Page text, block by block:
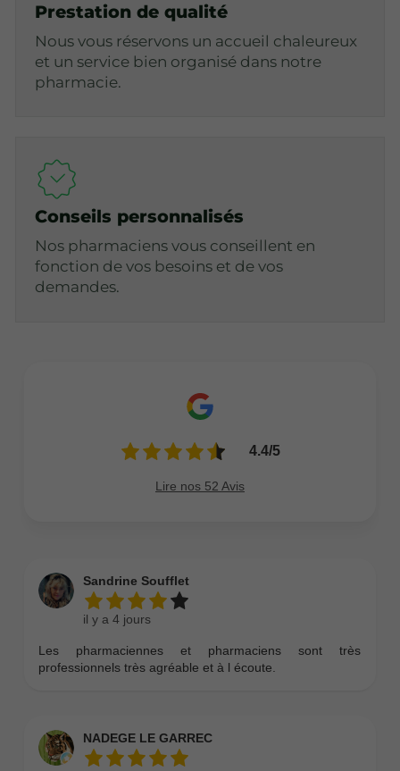
Prestation de qualité
Nous vous réservons un accueil chaleureux
et un service bien organisé dans notre
pharmacie.
Conseils personnalisés
Nos pharmaciens vous conseillent en
fonction de vos besoins et de vos
demandes.